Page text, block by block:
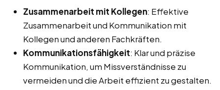
Zusammenarbeit mit Kollegen: Effektive
Zusammenarbeit und Kommunikation mit
Kollegen und anderen Fachkräften.
Kommunikationsfähigkeit: Klar und präzise
Kommunikation, um Missverständnisse zu
vermeiden und die Arbeit effizient zu gestalten.